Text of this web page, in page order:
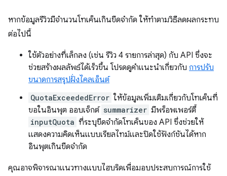
หากข้อมูลรีวิวมีจำนวนโทเค็นเกินขีดจำกัด ให้ทำตามวิธีลดผลกระทบ
ต่อไปนี้
ใช้ตัวอย่างที่เล็กลง (เช่น รีวิว 4 รายการล่าสุด) กับ API ซึ่งจะ
ช่วยสร้างผลลัพธ์ได้เร็วขึ้น โปรดดูคำแนะนำเกี่ยวกับ การปรับ
ขนาดการสรุปฝั่งไคลเอ็นต์
QuotaExceededError ให้ข้อมูลเพิ่มเติมเกี่ยวกับโทเค็นที่
ขอในอินพุต ออบเจ็กต์ summarizer มีพร็อพเพอร์ตี้
inputQuota ที่ระบุขีดจำกัดโทเค็นของ API ซึ่งช่วยให้
แสดงความคิดเห็นแบบเรียลไทม์และปิดใช้ฟังก์ชันได้หาก
อินพุตเกินขีดจำกัด
คุณอาจพิจารณาแนวทางแบบไฮบริดเพื่อมอบประสบการณ์การใช้